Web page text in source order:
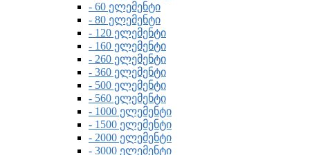
- 60 ელემენტი
- 80 ელემენტი
- 120 ელემენტი
- 160 ელემენტი
- 260 ელემენტი
- 360 ელემენტი
- 500 ელემენტი
- 560 ელემენტი
- 1000 ელემენტი
- 1500 ელემენტი
- 2000 ელემენტი
- 3000 ელემენტი